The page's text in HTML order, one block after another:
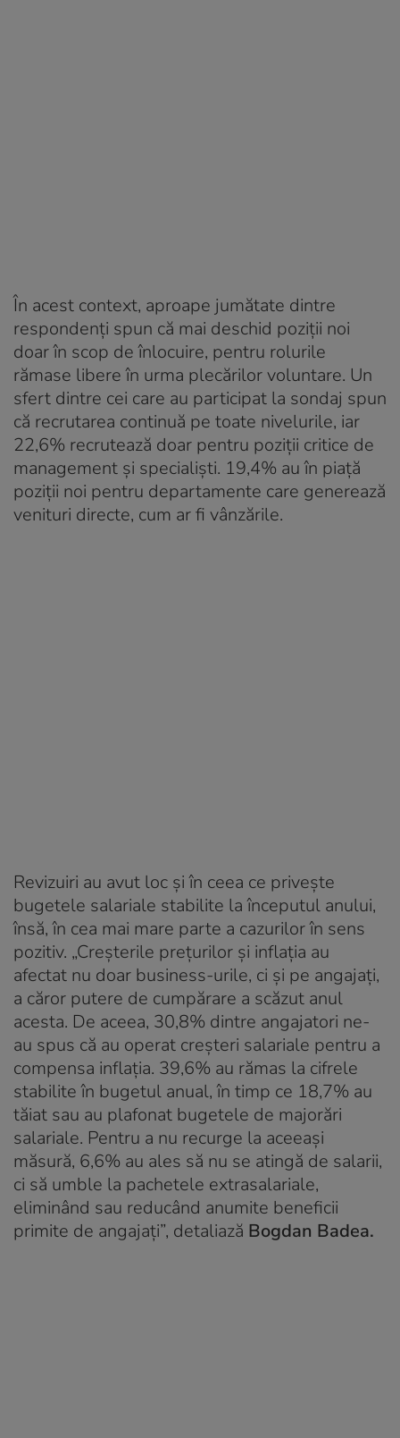
În acest context, aproape jumătate dintre
respondenți spun că mai deschid poziții noi
doar în scop de înlocuire, pentru rolurile
rămase libere în urma plecărilor voluntare. Un
sfert dintre cei care au participat la sondaj spun
că recrutarea continuă pe toate nivelurile, iar
22,6% recrutează doar pentru poziții critice de
management și specialiști. 19,4% au în piață
poziții noi pentru departamente care generează
venituri directe, cum ar fi vânzările.
Revizuiri au avut loc și în ceea ce privește
bugetele salariale stabilite la începutul anului,
însă, în cea mai mare parte a cazurilor în sens
pozitiv. „Creșterile prețurilor și inflația au
afectat nu doar business-urile, ci și pe angajați,
a căror putere de cumpărare a scăzut anul
acesta. De aceea, 30,8% dintre angajatori ne-
au spus că au operat creșteri salariale pentru a
compensa inflația. 39,6% au rămas la cifrele
stabilite în bugetul anual, în timp ce 18,7% au
tăiat sau au plafonat bugetele de majorări
salariale. Pentru a nu recurge la aceeași
măsură, 6,6% au ales să nu se atingă de salarii,
ci să umble la pachetele extrasalariale,
eliminând sau reducând anumite beneficii
primite de angajați”, detaliază Bogdan Badea.